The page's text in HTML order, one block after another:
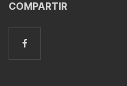
COMPARTIR